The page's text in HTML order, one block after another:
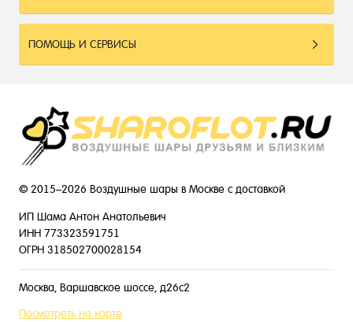
ПОМОЩЬ И СЕРВИСЫ
© 2015–2026 Воздушные шары в Москве с доставкой
ИП Шама Антон Анатольевич
ИНН 773323591751
ОГРН 318502700028154
Москва, Варшавское шоссе, д26с2
Посмотреть на карте